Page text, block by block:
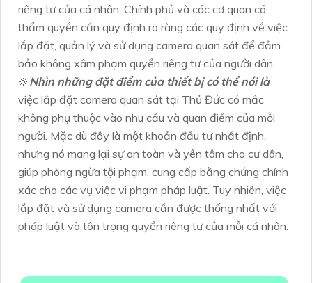
riêng tư của cá nhân. Chính phủ và các cơ quan có
thẩm quyền cần quy định rõ ràng các quy định về việc
lắp đặt, quản lý và sử dụng camera quan sát để đảm
bảo không xâm phạm quyền riêng tư của người dân.
🔆 Nhìn những đặt điểm của thiết bị có thể nói là
việc lắp đặt camera quan sát tại Thủ Đức có mắc
không phụ thuộc vào nhu cầu và quan điểm của mỗi
người. Mặc dù đây là một khoản đầu tư nhất định,
nhưng nó mang lại sự an toàn và yên tâm cho cư dân,
giúp phòng ngừa tội phạm, cung cấp bằng chứng chính
xác cho các vụ việc vi phạm pháp luật. Tuy nhiên, việc
lắp đặt và sử dụng camera cần được thống nhất với
pháp luật và tôn trọng quyền riêng tư của mỗi cá nhân.